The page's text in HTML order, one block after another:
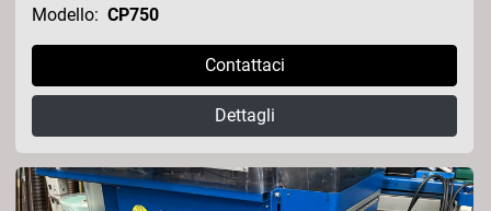
Modello: CP750
Contattaci
Dettagli